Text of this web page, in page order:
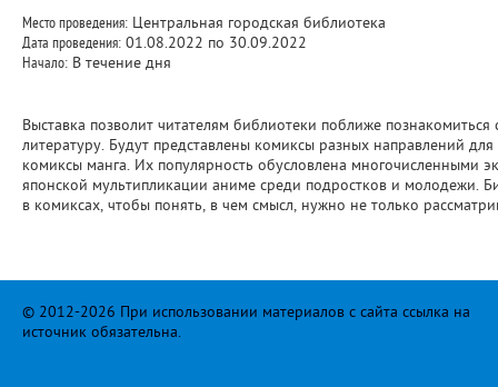
Место проведения: Центральная городская библиотека
Дата проведения: 01.08.2022 по 30.09.2022
Начало: В течение дня
Выставка позволит читателям библиотеки поближе
литературу. Будут представлены комиксы разных направлений
комиксы манга. Их популярность обусловлена многочисленными
японской мультипликации аниме среди подростков и молодежи.
в комиксах, чтобы понять, в чем смысл, нужно не только
© 2012-2026 При использовании материалов с сайта ссылка на
источник обязательна.